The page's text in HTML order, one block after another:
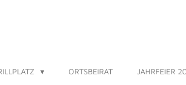
ORTSBEIRAT JAHRFEIER